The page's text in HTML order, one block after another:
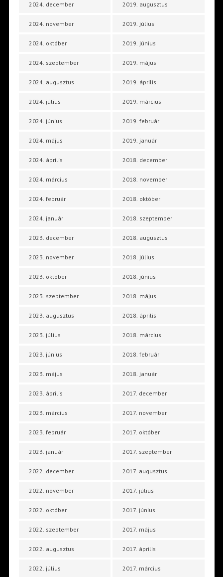
2024. december
2024. november
2024. október
2024. szeptember
2024. augusztus
2024. július
2024. június
2024. május
2024. április
2024. március
2024. február
2024. január
2023. december
2023. november
2023. október
2023. szeptember
2023. augusztus
2023. július
2023. június
2023. május
2023. április
2023. március
2023. február
2023. január
2022. december
2022. november
2022. október
2022. szeptember
2022. augusztus
2022. július
2019. augusztus
2019. július
2019. június
2019. május
2019. április
2019. március
2019. február
2019. január
2018. december
2018. november
2018. október
2018. szeptember
2018. augusztus
2018. július
2018. június
2018. május
2018. április
2018. március
2018. február
2018. január
2017. december
2017. november
2017. október
2017. szeptember
2017. augusztus
2017. július
2017. június
2017. május
2017. április
2017. március